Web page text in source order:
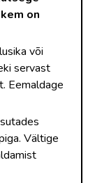
on
või
servast
Eemaldage
Vältige